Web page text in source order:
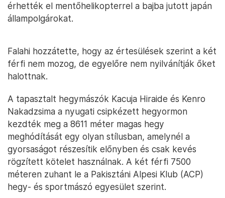
érhették el mentőhelikopterrel a bajba jutott japán
állampolgárokat.
Falahi hozzátette, hogy az értesülések szerint a két
férfi nem mozog, de egyelőre nem nyilvánítják őket
halottnak.
A tapasztalt hegymászók Kacuja Hiraide és Kenro
Nakadzsima a nyugati csipkézett hegyormon
kezdték meg a 8611 méter magas hegy
meghódítását egy olyan stílusban, amelynél a
gyorsaságot részesítik előnyben és csak kevés
rögzített kötelet használnak. A két férfi 7500
méteren zuhant le a Pakisztáni Alpesi Klub (ACP)
hegy- és sportmászó egyesület szerint.